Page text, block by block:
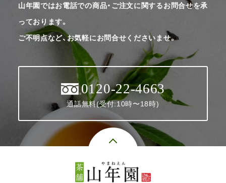
山年園ではお電話での商品・ご注文に関するお問合せを承
っております。
ご不明点など、お気軽にお問合せくださいませ。
0120-22-4663
通話無料(受付:10時〜18時)